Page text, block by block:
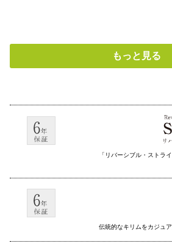
もっと見る
「リバーシブル・ストラ
伝統的なキリムをカジュ